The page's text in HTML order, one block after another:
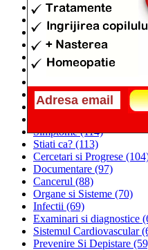
Diete si cure de slabire
Afectiuni si Boli
(401)
Corpul de la A la Z(315)
Medicina Naturista
Anatomie
(295)
Alimentatia(259)
Sanatatea si Preventia
Interventii si Tratamente
Simptome(114)
Stiati ca? (113)
Cercetari si Progrese
Documentare (97)
Cancerul (88)
Organe si Sisteme (70)
Infectii (69)
Examinari si diagnostice
Sistemul Cardiovascular
Prevenire Si Depistare